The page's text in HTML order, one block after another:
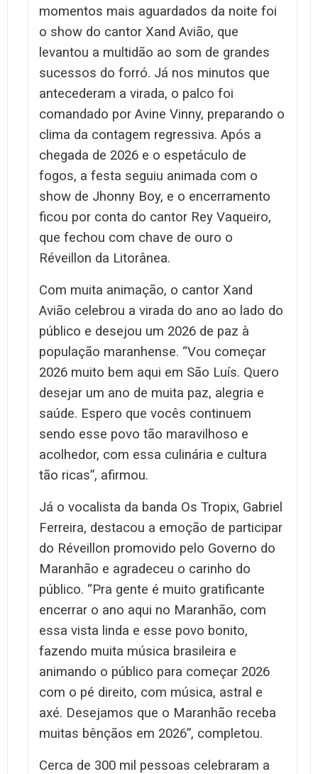
momentos mais aguardados da noite foi
o show do cantor Xand Avião, que
levantou a multidão ao som de grandes
sucessos do forró. Já nos minutos que
antecederam a virada, o palco foi
comandado por Avine Vinny, preparando o
clima da contagem regressiva. Após a
chegada de 2026 e o espetáculo de
fogos, a festa seguiu animada com o
show de Jhonny Boy, e o encerramento
ficou por conta do cantor Rey Vaqueiro,
que fechou com chave de ouro o
Réveillon da Litorânea.
Com muita animação, o cantor Xand
Avião celebrou a virada do ano ao lado do
público e desejou um 2026 de paz à
população maranhense. “Vou começar
2026 muito bem aqui em São Luís. Quero
desejar um ano de muita paz, alegria e
saúde. Espero que vocês continuem
sendo esse povo tão maravilhoso e
acolhedor, com essa culinária e cultura
tão ricas”, afirmou.
Já o vocalista da banda Os Tropix, Gabriel
Ferreira, destacou a emoção de participar
do Réveillon promovido pelo Governo do
Maranhão e agradeceu o carinho do
público. “Pra gente é muito gratificante
encerrar o ano aqui no Maranhão, com
essa vista linda e esse povo bonito,
fazendo muita música brasileira e
animando o público para começar 2026
com o pé direito, com música, astral e
axé. Desejamos que o Maranhão receba
muitas bênçãos em 2026”, completou.
Cerca de 300 mil pessoas celebraram a